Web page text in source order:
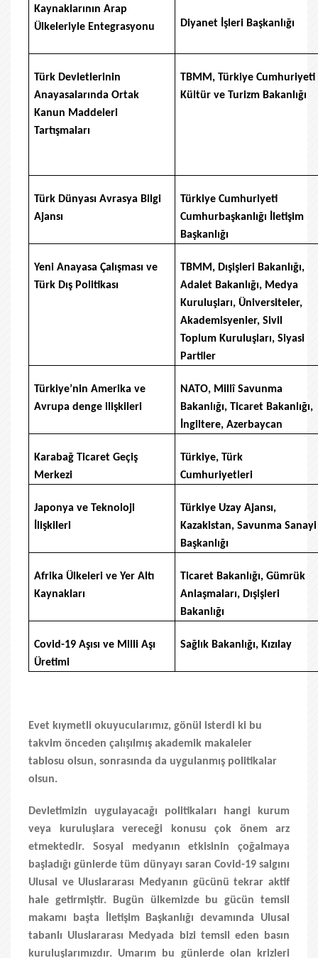
Kaynaklarının Arap
Ülkeleriyle Entegrasyonu
Diyanet İşleri Başkanlığı
Türk Devletlerinin
Anayasalarında Ortak
Kanun Maddeleri
Tartışmaları
TBMM, Türkiye Cumhuriyeti
Kültür ve Turizm Bakanlığı
Türk Dünyası Avrasya Bilgi
Ajansı
Türkiye Cumhuriyeti
Cumhurbaşkanlığı İletişim
Başkanlığı
Yeni Anayasa Çalışması ve
Türk Dış Politikası
TBMM, Dışişleri Bakanlığı,
Adalet Bakanlığı, Medya
Kuruluşları, Üniversiteler,
Akademisyenler, Sivil
Toplum Kuruluşları, Siyasi
Partiler
Türkiye’nin Amerika ve
Avrupa denge ilişkileri
NATO, Millî Savunma
Bakanlığı, Ticaret Bakanlığı,
İngiltere, Azerbaycan
Karabağ Ticaret Geçiş
Merkezi
Türkiye, Türk
Cumhuriyetleri
Japonya ve Teknoloji
İlişkileri
Türkiye Uzay Ajansı,
Kazakistan, Savunma Sanayi
Başkanlığı
Afrika Ülkeleri ve Yer Altı
Kaynakları
Ticaret Bakanlığı, Gümrük
Anlaşmaları, Dışişleri
Bakanlığı
Covid-19 Aşısı ve Milli Aşı
Üretimi
Sağlık Bakanlığı, Kızılay
Evet kıymetli okuyucularımız, gönül isterdi ki bu
takvim önceden çalışılmış akademik makaleler
tablosu olsun, sonrasında da uygulanmış politikalar
olsun.
Devletimizin uygulayacağı politikaları hangi kurum
veya kuruluşlara vereceği konusu çok önem arz
etmektedir. Sosyal medyanın etkisinin çoğalmaya
başladığı günlerde tüm dünyayı saran Covid-19 salgını
Ulusal ve Uluslararası Medyanın gücünü tekrar aktif
hale getirmiştir. Bugün ülkemizde bu gücün temsil
makamı başta İletişim Başkanlığı devamında Ulusal
tabanlı Uluslararası Medyada bizi temsil eden basın
kuruluşlarımızdır. Umarım bu günlerde olan krizleri